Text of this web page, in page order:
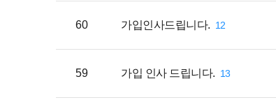
60 가입인사드립니다. 12
59 가입 인사 드립니다. 13